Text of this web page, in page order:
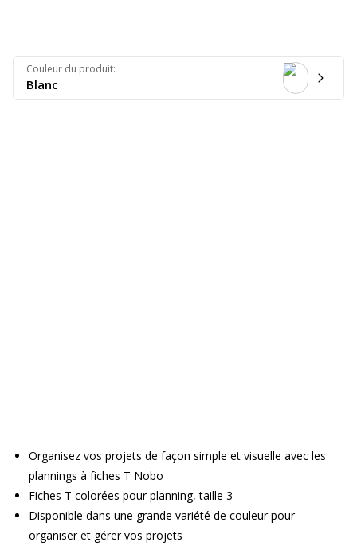
Couleur du produit:
Blanc
Organisez vos projets de façon simple et visuelle avec les
plannings à fiches T Nobo
Fiches T colorées pour planning, taille 3
Disponible dans une grande variété de couleur pour
organiser et gérer vos projets